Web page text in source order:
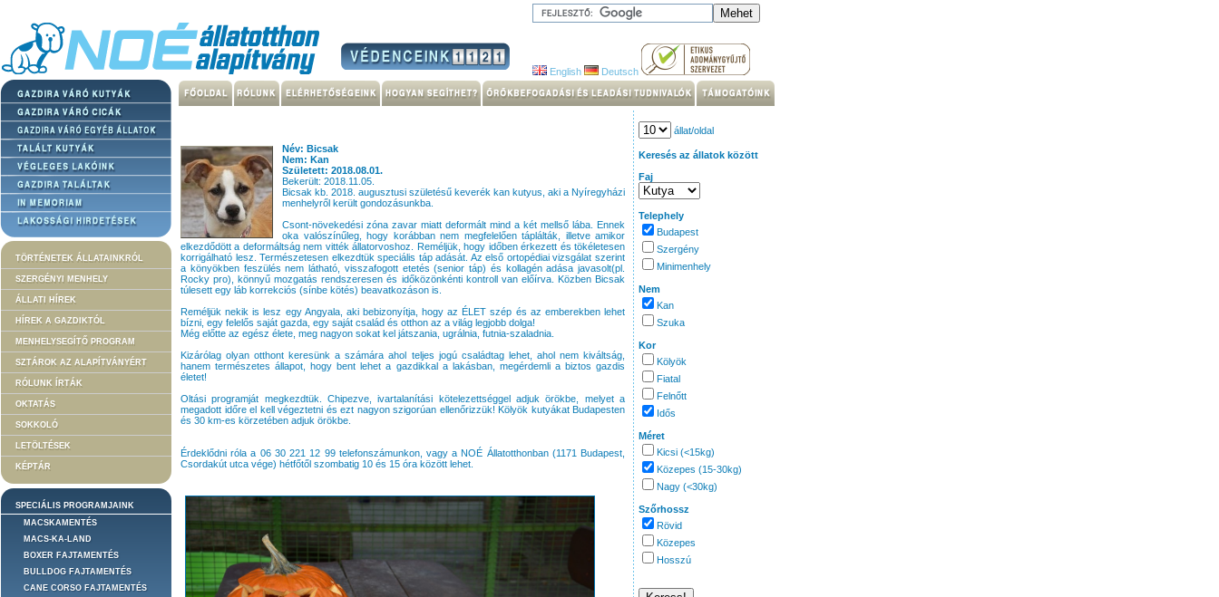
English Deutsch
TÖRTÉNETEK ÁLLATAINKRÓL
SZERGÉNYI MENHELY
ÁLLATI HÍREK
HÍREK A GAZDIKTÓL
MENHELYSEGÍTŐ PROGRAM
SZTÁROK AZ ALAPÍTVÁNYÉRT
RÓLUNK ÍRTÁK
OKTATÁS
SOKKOLÓ
LETÖLTÉSEK
KÉPTÁR
SPECIÁLIS PROGRAMJAINK
MACSKAMENTÉS
MACS-KA-LAND
BOXER FAJTAMENTÉS
BULLDOG FAJTAMENTÉS
CANE CORSO FAJTAMENTÉS
Név: Bicsak
Nem: Kan
Született: 2018.08.01.
Bekerült: 2018.11.05.
Bicsak kb. 2018. augusztusi születésű keverék kan kutyus, aki a Nyíregyházi
menhelyről került gondozásunkba.
Csont-növekedési zóna zavar miatt deformált mind a két mellső lába. Ennek
oka valószínűleg, hogy korábban nem megfelelően táplálták, illetve amikor
elkezdődött a deformáltság nem vitték állatorvoshoz. Reméljük, hogy időben érkezett és tökéletesen
korrigálható lesz. Természetesen elkezdtük speciális táp adását. Az első ortopédiai vizsgálat szerint
a könyökben feszülés nem látható, visszafogott etetés (senior táp) és kollagén adása javasolt(pl.
Rocky pro), könnyű mozgatás rendszeresen és időközönkénti kontroll van előírva. Közben Bicsak
túlesett egy láb korrekciós (sínbe kötés) beavatkozáson is.
Reméljük nekik is lesz egy Angyala, aki bebizonyítja, hogy az ÉLET szép és az emberekben lehet
bízni, egy felelős saját gazda, egy saját család és otthon az a világ legjobb dolga!
Még előtte az egész élete, meg nagyon sokat kel játszania, ugrálnia, futnia-szaladnia.
Kizárólag olyan otthont keresünk a számára ahol teljes jogú családtag lehet, ahol nem kiváltság,
hanem természetes állapot, hogy bent lehet a gazdikkal a lakásban, megérdemli a biztos gazdis
életet!
Oltási programját megkezdtük. Chipezve, ivartalanítási kötelezettséggel adjuk örökbe, melyet a
megadott időre el kell végeztetni és ezt nagyon szigorúan ellenőrizzük! Kölyök kutyákat Budapesten
és 30 km-es körzetében adjuk örökbe.
Érdeklődni róla a 06 30 221 12 99 telefonszámunkon, vagy a NOÉ Állatotthonban (1171 Budapest,
Csordakút utca vége) hétfőtől szombatig 10 és 15 óra között lehet.
állat/oldal
Keresés az állatok között
Faj
Telephely
Budapest
Szergény
Minimenhely
Nem
Kan
Szuka
Kor
Kölyök
Fiatal
Felnőtt
Idős
Méret
Kicsi (<15kg)
Közepes (15-30kg)
Nagy (<30kg)
Szőrhossz
Rövid
Közepes
Hosszú